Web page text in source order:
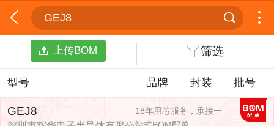
GEJ8
上传BOM 筛选
型号 品牌 封装 批号
GEJ8
18年用芯服务，承接一